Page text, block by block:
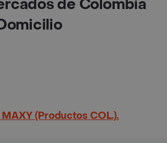
de Colombia
MAXY (Productos COL.).